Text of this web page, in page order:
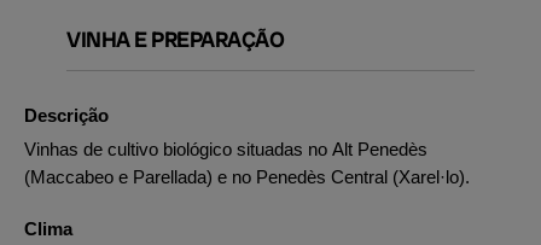
VINHA E PREPARAÇÃO
Descrição
Vinhas de cultivo biológico situadas no Alt Penedès
(Maccabeo e Parellada) e no Penedès Central (Xarel·lo).
Clima